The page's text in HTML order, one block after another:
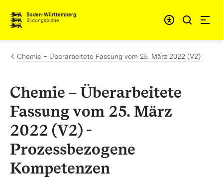
Zum Inhalt springen
Baden-Württemberg
Bildungspläne
Chemie – Überarbeitete Fassung vom 25. März 2022 (V2)
Chemie – Überarbeitete
Fassung vom 25. März
2022 (V2) -
Prozessbezogene
Kompetenzen